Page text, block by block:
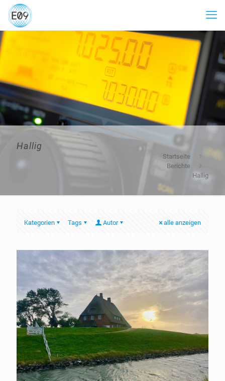
Hallig
Startseite
Berichte
Hallig
Kategorien Tags Autor alle anzeigen